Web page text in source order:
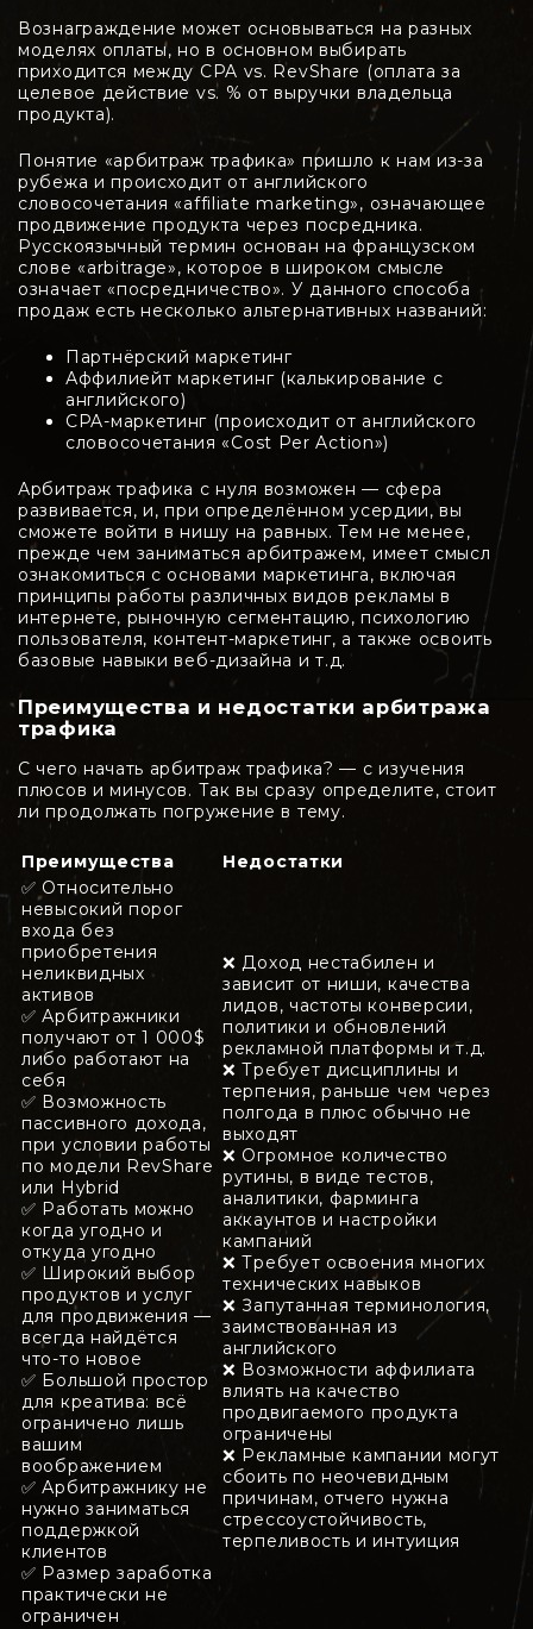
Вознаграждение может основываться на разных
моделях оплаты, но в основном выбирать
приходится между CPA vs. RevShare (оплата за
целевое действие vs. % от выручки владельца
продукта).
Понятие «арбитраж трафика» пришло к нам из-за
рубежа и происходит от английского
словосочетания «affiliate marketing», означающее
продвижение продукта через посредника.
Русскоязычный термин основан на французском
слове «arbitrage», которое в широком смысле
означает «посредничество». У данного способа
продаж есть несколько альтернативных названий:
Партнёрский маркетинг
Аффилиейт маркетинг (калькирование с
английского)
CPA-маркетинг (происходит от английского
словосочетания «Cost Per Action»)
Арбитраж трафика с нуля возможен — сфера
развивается, и, при определённом усердии, вы
сможете войти в нишу на равных. Тем не менее,
прежде чем заниматься арбитражем, имеет смысл
ознакомиться с основами маркетинга, включая
принципы работы различных видов рекламы в
интернете, рыночную сегментацию, психологию
пользователя, контент-маркетинг, а также освоить
базовые навыки веб-дизайна и т.д.
Преимущества и недостатки арбитража
трафика
С чего начать арбитраж трафика? — с изучения
плюсов и минусов. Так вы сразу определите, стоит
ли продолжать погружение в тему.
Преимущества
Недостатки
✅ Относительно
невысокий порог
входа без
приобретения
неликвидных
активов
✅ Арбитражники
получают от 1 000$
либо работают на
себя
✅ Возможность
пассивного дохода,
при условии работы
по модели RevShare
или Hybrid
✅ Работать можно
когда угодно и
откуда угодно
✅ Широкий выбор
продуктов и услуг
для продвижения —
всегда найдётся
что-то новое
✅ Большой простор
для креатива: всё
ограничено лишь
вашим
воображением
✅ Арбитражнику не
нужно заниматься
поддержкой
клиентов
✅ Размер заработка
практически не
ограничен
❌ Доход нестабилен и
зависит от ниши, качества
лидов, частоты конверсии,
политики и обновлений
рекламной платформы и т.д.
❌ Требует дисциплины и
терпения, раньше чем через
полгода в плюс обычно не
выходят
❌ Огромное количество
рутины, в виде тестов,
аналитики, фарминга
аккаунтов и настройки
кампаний
❌ Требует освоения многих
технических навыков
❌ Запутанная терминология,
заимствованная из
английского
❌ Возможности аффилиата
влиять на качество
продвигаемого продукта
ограничены
❌ Рекламные кампании могут
сбоить по неочевидным
причинам, отчего нужна
стрессоустойчивость,
терпеливость и интуиция